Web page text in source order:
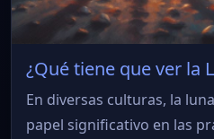
¿Qué tiene que ver la
En diversas culturas, la
papel significativo en las